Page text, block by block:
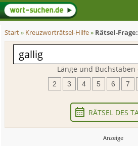
Start» Kreuzworträtsel-Hilfe» Rätsel-
Länge und Buchstaben
2 3 4 5 6 7
RÄTSEL DES